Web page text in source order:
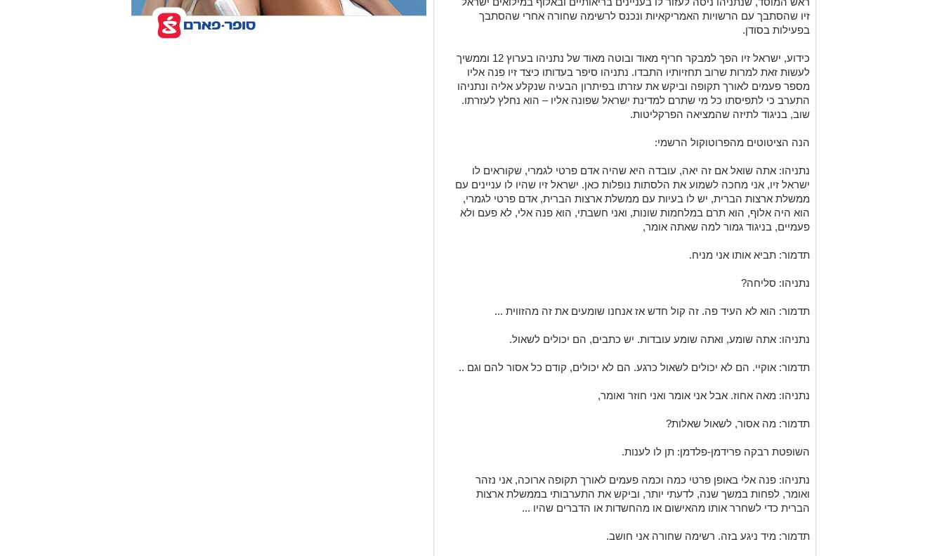
מדומיינת.
בכל מקרה, בעדותו נתן נתניהו שתי דוגמאות לפחות לעזרה לאנשים בכירים בממסד
ראש המוסד, שנתניהו ניסה לעזור לו בעניינים בריאותיים ובאלוף במילואים ישראל
זיו שהסתבך עם הרשויות האמריקאיות ונכנס לרשימה שחורה אחרי שהסתבך
בפעילות בסודן.
מספר פעמים לאורך תקופה וביקש את עזרתו בפיתרון הבעיה שנקלע אליה ונתניהו
שוב, בניגוד לתיזה שהמציאה הפרקליטות.
הנה הציטוטים מהפרוטוקול הרשמי:
נתניהו: אתה שואל אם זה יאה, עובדה היא שהיה אדם פרטי לגמרי, שקוראים לו
ממשלת ארצות הברית, יש לו בעיות עם ממשלת ארצות הברית, אדם פרטי לגמרי,
פעמיים, בניגוד גמור למה שאתה אומר,
תדמור: תביא אותו אני מניח.
נתניהו: סליחה?
תדמור: הוא לא העיד פה. זה קול חדש אז אנחנו שומעים את זה מהזווית ...
נתניהו: אתה שומע, ואתה שומע עובדות. יש כתבים, הם יכולים לשאול.
תדמור: אוקיי. הם לא יכולים לשאול כרגע. הם לא יכולים, קודם כל אסור להם וגם ..
נתניהו: מאה אחוז. אבל אני אומר ואני חוזר ואומר,
תדמור: מה אסור, לשאול שאלות?
השופטת רבקה פרידמן-פלדמן: תן לו לענות.
נתניהו: פנה אלי באופן פרטי כמה וכמה פעמים לאורך תקופה ארוכה, אני נזהר